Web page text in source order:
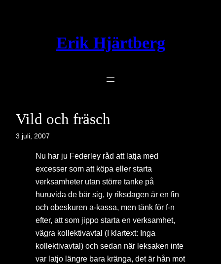
Erik Hjärtberg
Vild och fräsch
3 juli, 2007
Nu har ju Federley råd att latja med
excesser som att köpa eller starta
verksamheter utan större tanke på
huruvida de bär sig, ty riksdagen är en fin
och obeskuren a-kassa, men tänk för f-n
efter, att som jippo starta en verksamhet,
vägra kollektivavtal (I klartext: Inga
kollektivavtal) och sedan när leksaken inte
var latjo längre bara kränga, det är hån mot